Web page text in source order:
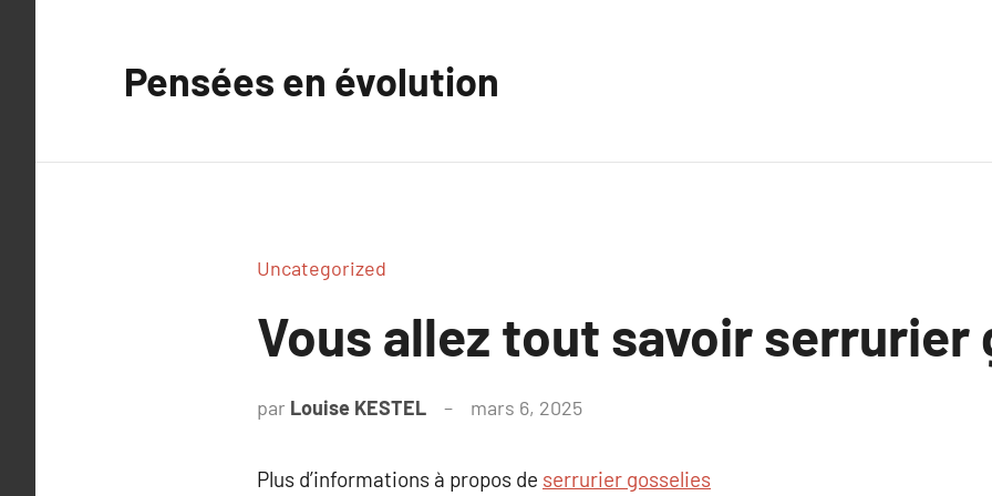
Pensées en évolution
Uncategorized
Vous allez tout savoir serrurier
par Louise KESTEL mars 6, 2025
Plus d’informations à propos de serrurier gosselies